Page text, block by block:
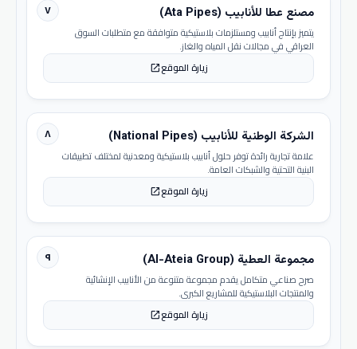
٧ مصنع عطا للأنابيب (Ata Pipes)
يتميز بإنتاج أنابيب ومستلزمات بلاستيكية متوافقة مع متطلبات السوق
العراقي في مجالات نقل المياه والغاز.
زيارة الموقعopen_in_new
٨ الشركة الوطنية للأنابيب (National Pipes)
علامة تجارية رائدة توفر حلول أنابيب بلاستيكية ومعدنية لمختلف تطبيقات
البنية التحتية والشبكات العامة.
زيارة الموقعopen_in_new
٩ مجموعة العطية (Al-Ateia Group)
صرح صناعي متكامل يقدم مجموعة متنوعة من الأنابيب الإنشائية
والمنتجات البلاستيكية للمشاريع الكبرى.
زيارة الموقعopen_in_new